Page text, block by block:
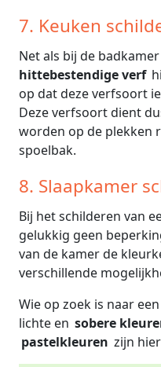
7. Keuken
Net als bij de
hittebestendige verf
op dat deze verfsoort
Deze verfsoort dient
worden op de plekken
spoelbak.
8. Slaapkamer
Bij het schilderen van
gelukkig geen
van de kamer de
verschillende
Wie op zoek is naar
lichte en sobere
pastelkleuren zijn